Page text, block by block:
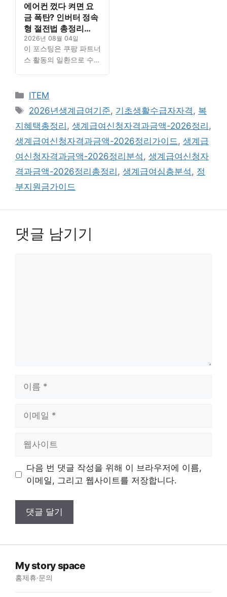
에어컨 껐다 켜면 요
금 폭탄? 인버터 정속
형 절전법 총정리
(2026년 기준)
2026년 08월 04일
이 포스팅은 쿠팡 파트너
스 활동의 일환으로 수수
신청 자격과 금액 –
와 ... Read…
카
테
리
ITEM
태
그
2026년생계급여기준, 기초생활수급자자격, 복
지혜택총정리 , 생계급여신청자격과금액-2026정리 ,
생계급여신청자격과금액-2026정리가이드, 생계급
여신청자격과금액-2026정리분석, 생계급여신청자
격과금액-2026정리총정리 , 생계급여심층분석, 정
부지원금가이드
댓글 남기기
트
다음 번 댓글 작성을 위해 이 브라우저에 이름,
이메일, 그리고 웹사이트를 저장합니다.
My story space
홈제휴·문의